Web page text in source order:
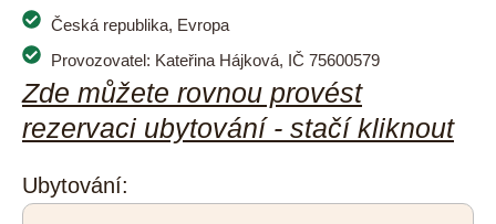
Česká republika, Evropa
Provozovatel: Kateřina Hájková, IČ 75600579
Zde můžete rovnou provést
rezervaci ubytování - stačí kliknout
Ubytování: